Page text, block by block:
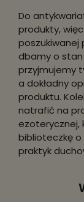
Do
produkty,
poszukiwanej
dbamy o stan
przyjmujemy
a dokładny
produktu.
natrafić na
ezoterycznej,
biblioteczkę o
praktyk